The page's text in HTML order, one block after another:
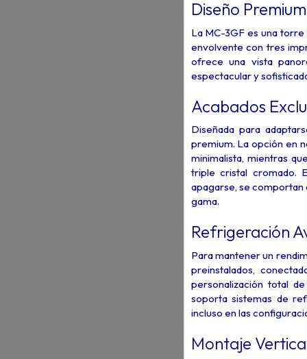
Diseño
La MC-3GF es una
envolvente con tres
ofrece una vista
espectacular y
Acabados
Diseñada para
premium. La opción en
minimalista, mientras
triple cristal cromado.
apagarse, se
gama.
Refrigeración
Para mantener un
preinstalados,
personalización total
soporta sistemas de
incluso en las
Montaje